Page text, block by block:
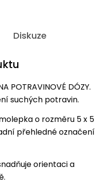
Diskuze
POTRAVINOVÉ DÓZY.
suchých potravin.
o rozměru 5 x 5
přehledné označení
orientaci a